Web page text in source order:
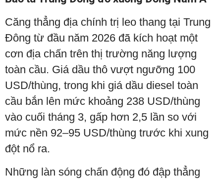
Căng thẳng địa chính trị leo thang tại Trung
Đông từ đầu năm 2026 đã kích hoạt một
cơn địa chấn trên thị trường năng lượng
toàn cầu. Giá dầu thô vượt ngưỡng 100
USD/thùng, trong khi giá dầu diesel toàn
cầu bắn lên mức khoảng 238 USD/thùng
vào cuối tháng 3, gấp hơn 2,5 lần so với
mức nền 92–95 USD/thùng trước khi xung
đột nổ ra.
Những làn sóng chấn động đó đập thẳng